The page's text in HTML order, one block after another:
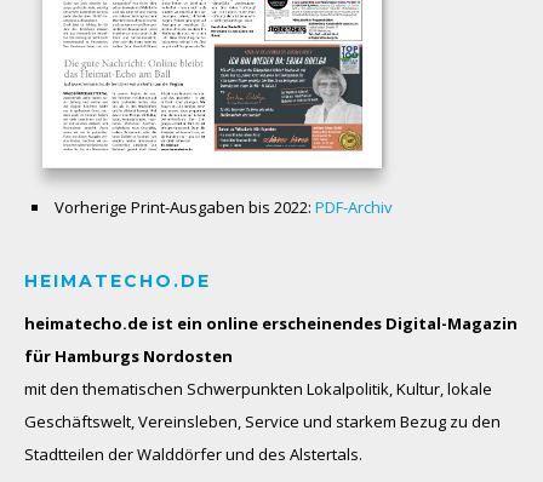
Vorherige Print-Ausgaben bis 2022: PDF-Archiv
HEIMATECHO.DE
heimatecho.de ist ein online erscheinendes Digital-Magazin
für Hamburgs Nordosten
mit den thematischen Schwerpunkten Lokalpolitik, Kultur, lokale
Geschäftswelt, Vereinsleben, Service und starkem Bezug zu den
Stadtteilen der Walddörfer und des Alstertals.